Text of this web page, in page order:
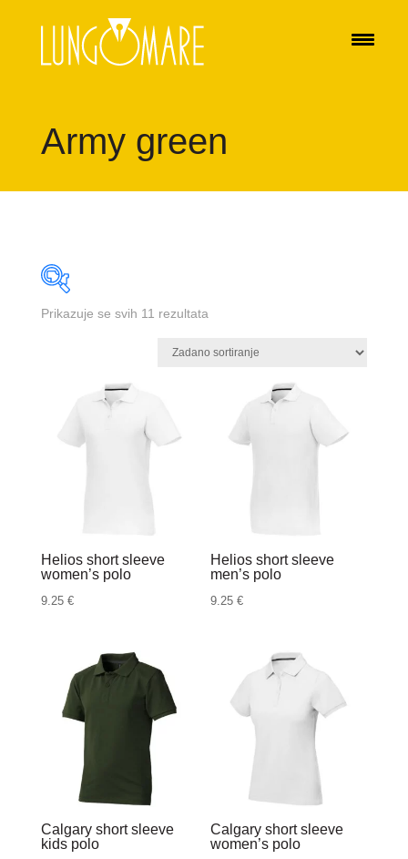
Army green
Prikazuje se svih 11 rezultata
Helios short sleeve
women’s polo
9.25 €
Helios short sleeve
men’s polo
9.25€
Calgary short sleeve
kids polo
Calgary short sleeve
women’s polo